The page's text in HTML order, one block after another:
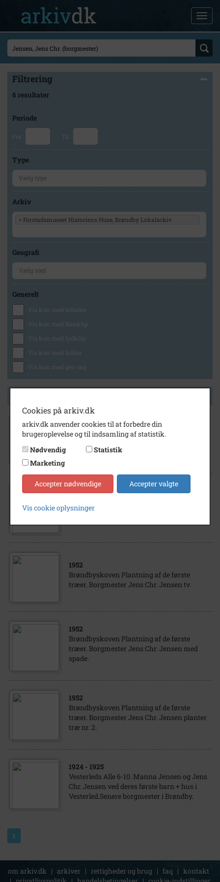
Filtrering
6 resultater
Periode
Fra Til
Type
Arkiv
× Forstadsmuseet Historiens Huse, Brøndby Lokalarkiv
Geografi
Generelt
Vis kun med billeder
Vis kun med filmklip
Vis kun med lydklip
Vis kun med kilder
Vis kun med geo-tag
1954
Brøndbyparken (Boligselskab)
(borgmester)
1952
Brøndbyskoven Plantning af de første
1952
Brøndbyskoven Plantning af de første
træer. Borgmester Jens Chr. Jensen tv.
1952
Brøndbyskoven Plantning af de første
træer. Borgmester Jens Chr. Jensen med
spade.
1952
Brøndbyskoven Plantning af de første
træer. Borgmester Jens Chr. Jensen planter
træ nr. 2.
1924 - 1925
Vesterleds Alle 6-10. Manna Jensen og Jens
Chr. Jensen ved deres første barn + hus i
Vesterled.Senere borgmester i Brøndby.
1
om arkiv.dk | arkiver | rettigheder og brug | faq | kontakt
Cookies på arkiv.dk
arkiv.dk anvender cookies til at forbedre din
brugeroplevelse og til indsamling af statistik.
Nødvendig
Statistik
Marketing
Accepter nødvendige Accepter valgte
Vis cookie oplysninger